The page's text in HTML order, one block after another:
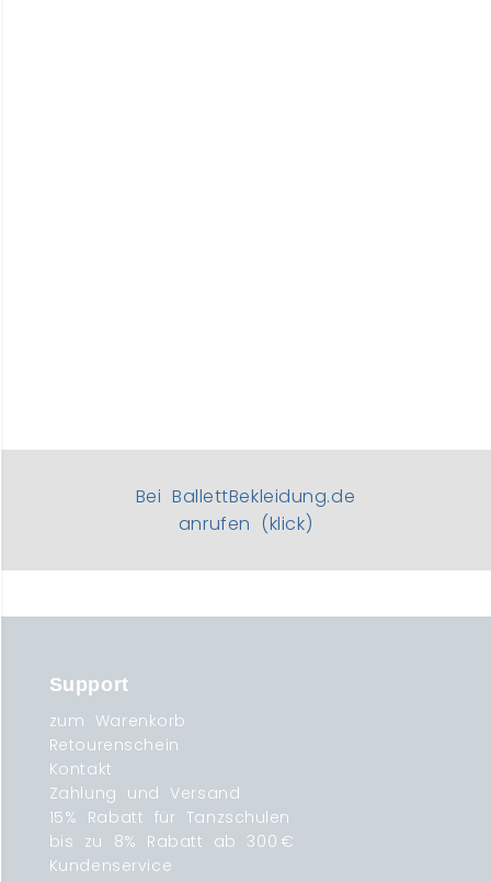
Bei BallettBekleidung.de
anrufen (klick)
Support
zum Warenkorb
Retourenschein
Kontakt
Zahlung und Versand
15% Rabatt für Tanzschulen
bis zu 8% Rabatt ab 300 €
Kundenservice